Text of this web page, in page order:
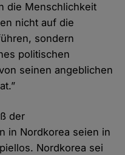
die Menschlichkeit
nicht auf die
sondern
politischen
seinen angeblichen
der
in Nordkorea seien in
Nordkorea sei